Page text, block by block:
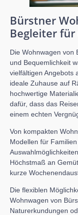
Bürstner
Begleiter für
Die Wohnwagen von
und Bequemlichkeit
vielfältigen Angebots
ideale Zuhause auf
hochwertige
dafür, dass das
einem echten
Von kompakten
Modellen für
Höchstmaß an
kurze
Die flexiblen
Wohnwagen von
Naturerkundungen